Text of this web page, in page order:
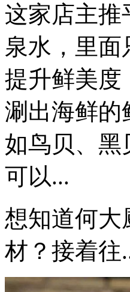
这家店主推
泉水，里
提升鲜美度
涮出海鲜的
如鸟贝、黑
可以...
想知道何大
材？接着往